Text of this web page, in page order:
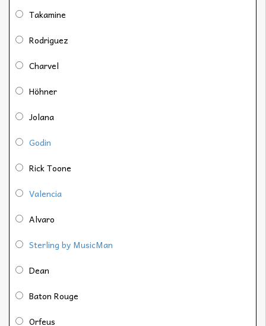
Takamine
Rodriguez
Charvel
Höhner
Jolana
Godin
Rick Toone
Valencia
Alvaro
Sterling by MusicMan
Dean
Baton Rouge
Orfeus